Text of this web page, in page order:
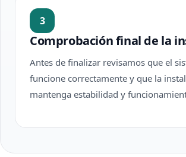
3
Comprobación final de la
Antes de finalizar revisamos que el
funcione correctamente y que la
mantenga estabilidad y